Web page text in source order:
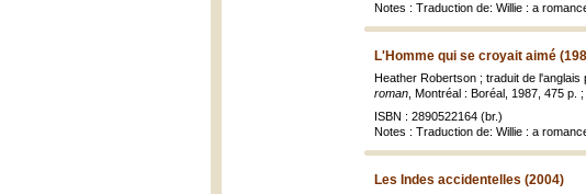
Notes : Traduction de: Willie : a
L'Homme qui se croyait aimé
Heather Robertson ; traduit de l'anglais
roman , Montréal : Boréal, 1987, 475 p. ;
ISBN : 2890522164 (br.)
Notes : Traduction de: Willie : a
Les Indes accidentelles (2004)